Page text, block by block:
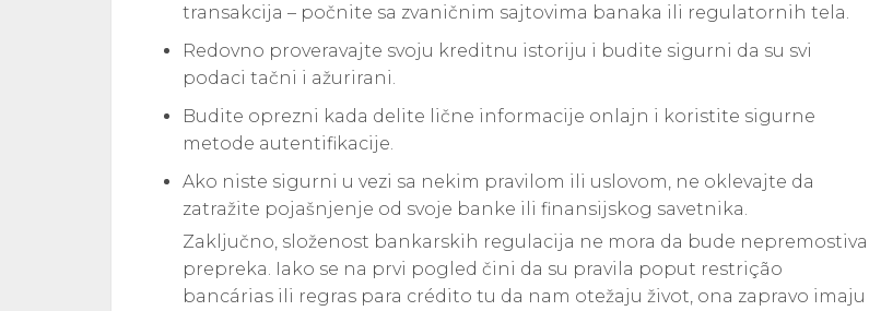
transakcija – počnite sa zvaničnim sajtovima banaka ili regulatornih tela.
Redovno proveravajte svoju kreditnu istoriju i budite sigurni da su svi
podaci tačni i ažurirani.
Budite oprezni kada delite lične informacije onlajn i koristite sigurne
metode autentifikacije.
Ako niste sigurni u vezi sa nekim pravilom ili uslovom, ne oklevajte da
zatražite pojašnjenje od svoje banke ili finansijskog savetnika.
Zaključno, složenost bankarskih regulacija ne mora da bude nepremostiva
prepreka. Iako se na prvi pogled čini da su pravila poput restrição
bancárias ili regras para crédito tu da nam otežaju život, ona zapravo imaju